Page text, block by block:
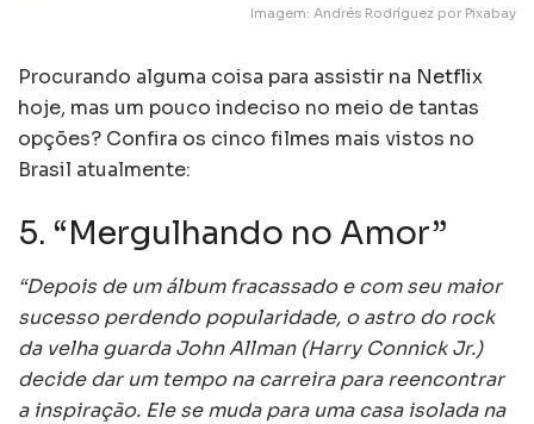
Imagem: Andrés Rodríguez por Pixabay
Procurando alguma coisa para assistir na Netflix
hoje, mas um pouco indeciso no meio de tantas
opções? Confira os cinco filmes mais vistos no
Brasil atualmente:
5. “Mergulhando no Amor”
“Depois de um álbum fracassado e com seu maior
sucesso perdendo popularidade, o astro do rock
da velha guarda John Allman (Harry Connick Jr.)
decide dar um tempo na carreira para reencontrar
a inspiração. Ele se muda para uma casa isolada na